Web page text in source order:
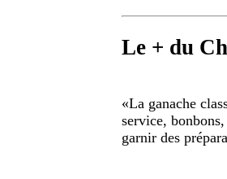
Le + du
«La ganache
service,
garnir des